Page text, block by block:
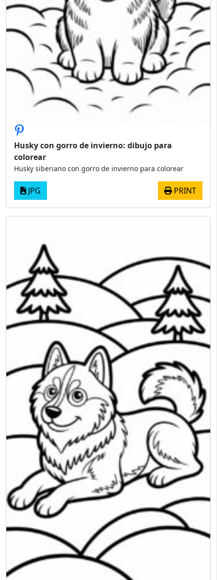
Husky con gorro de invierno: dibujo para
colorear
Husky siberiano con gorro de invierno para colorear
JPG PRINT